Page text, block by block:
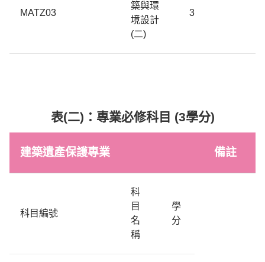
MATZ03
築與環
境設計
(二)
3
表(二)：專業必修科目 (3學分)
建築遺產保護專業 備註
科目編號
科
目
名
稱
學
分